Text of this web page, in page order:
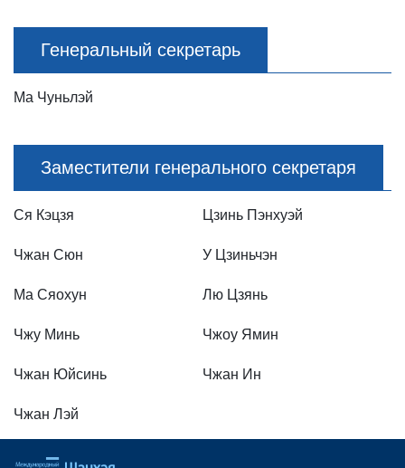
Генеральный секретарь
Ма Чуньлэй
Заместители генерального секретаря
Ся Кэцзя Цзинь Пэнхуэй
Чжан Сюн У Цзиньчэн
Ма Сяохун Лю Цзянь
Чжу Минь Чжоу Ямин
Чжан Юйсинь Чжан Ин
Чжан Лэй